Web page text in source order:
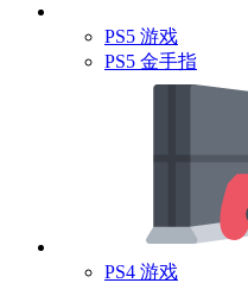
PS5 游戏
PS5 金手指
PS4 游戏